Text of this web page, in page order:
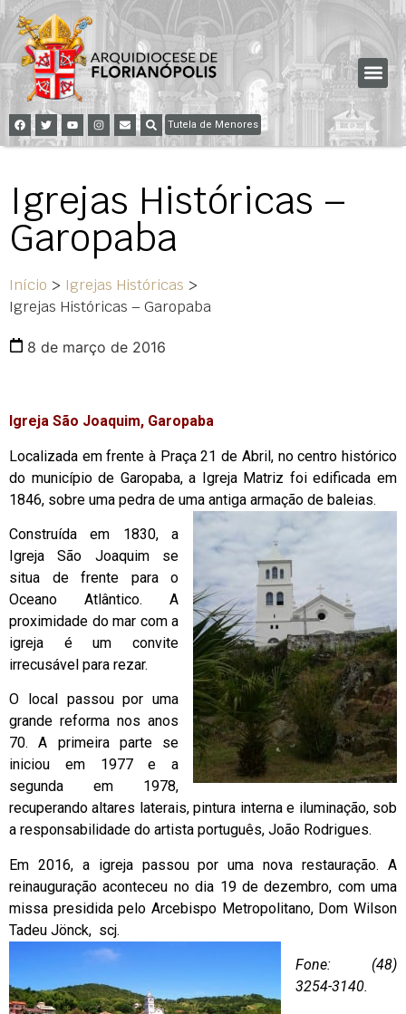
Tutela de Menores
Igrejas Históricas –
Garopaba
Início > Igrejas Históricas >
Igrejas Históricas – Garopaba
8 de março de 2016
Igreja São Joaquim, Garopaba
Localizada em frente à Praça 21 de Abril, no centro histórico
do município de Garopaba, a Igreja Matriz foi edificada em
1846, sobre uma pedra de uma antiga armação de baleias.
Construída em 1830, a
Igreja São Joaquim se
situa de frente para o
Oceano Atlântico. A
proximidade do mar com a
igreja é um convite
irrecusável para rezar.
O local passou por uma
grande reforma nos anos
70. A primeira parte se
iniciou em 1977 e a
segunda em 1978,
recuperando altares laterais, pintura interna e iluminação, sob
a responsabilidade do artista português, João Rodrigues.
Em 2016, a igreja passou por uma nova restauração. A
reinauguração aconteceu no dia 19 de dezembro, com uma
missa presidida pelo Arcebispo Metropolitano, Dom Wilson
Tadeu Jönck, scj.
Fone: (48)
3254-3140.